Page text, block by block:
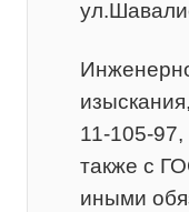
11-105-
также с
иными